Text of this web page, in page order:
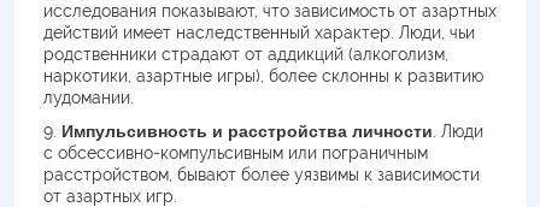
исследования показывают, что зависимость от азартных
действий имеет наследственный характер. Люди, чьи
родственники страдают от аддикций (алкоголизм,
наркотики, азартные игры), более склонны к развитию
лудомании.
Импульсивность и расстройства личности . Люди
с обсессивно-компульсивным или пограничным
расстройством, бывают более уязвимы к зависимости
от азартных игр.